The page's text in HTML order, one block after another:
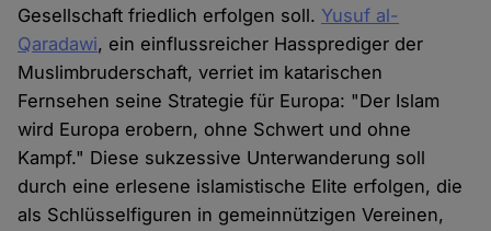
Gesellschaft friedlich erfolgen soll. Yusuf al-
Qaradawi, ein einflussreicher Hassprediger der
Muslimbruderschaft, verriet im katarischen
Fernsehen seine Strategie für Europa: "Der Islam
wird Europa erobern, ohne Schwert und ohne
Kampf." Diese sukzessive Unterwanderung soll
durch eine erlesene islamistische Elite erfolgen, die
als Schlüsselfiguren in gemeinnützigen Vereinen,